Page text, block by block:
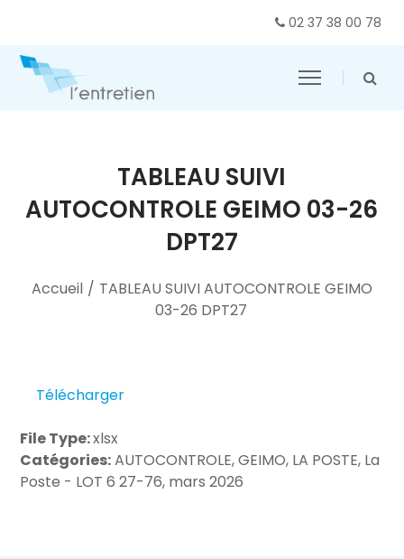
02 37 38 00 78
TABLEAU SUIVI
AUTOCONTROLE GEIMO 03-26
DPT27
Accueil / TABLEAU SUIVI AUTOCONTROLE GEIMO
03-26 DPT27
Télécharger
File Type:xlsx
Catégories:AUTOCONTROLE, GEIMO, LA POSTE, La
Poste - LOT 6 27-76, mars 2026